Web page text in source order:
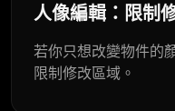
人像編輯：限制
若你只想改變物件的
限制修改區域。